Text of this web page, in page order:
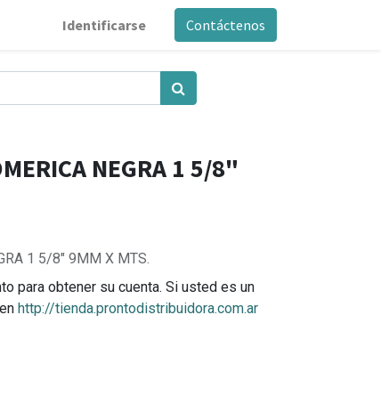
Identificarse Contáctenos
NEGRA 1 5/8"
1 5/8" 9MM X MTS.
para obtener su cuenta. Si usted es un
http://tienda.prontodistribuidora.com.ar